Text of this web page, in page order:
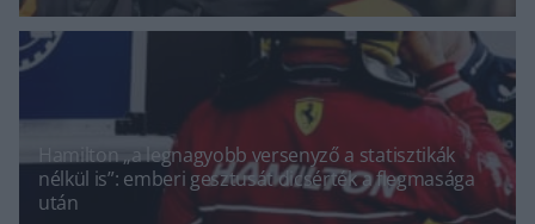
Hamilton „a legnagyobb versenyző a statisztikák
nélkül is”: emberi gesztusát dicsérték a flegmasága
után